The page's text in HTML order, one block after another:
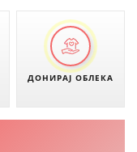
ДОНИРАЈ ОБЛЕКА